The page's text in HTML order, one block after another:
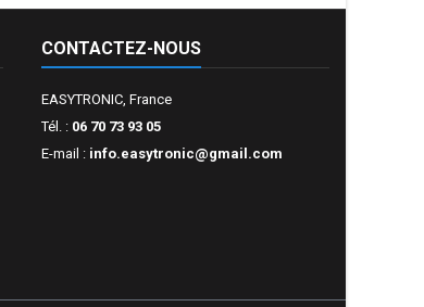
CONTACTEZ-NOUS
EASYTRONIC, France
Tél. : 06 70 73 93 05
E-mail : info.easytronic@gmail.com